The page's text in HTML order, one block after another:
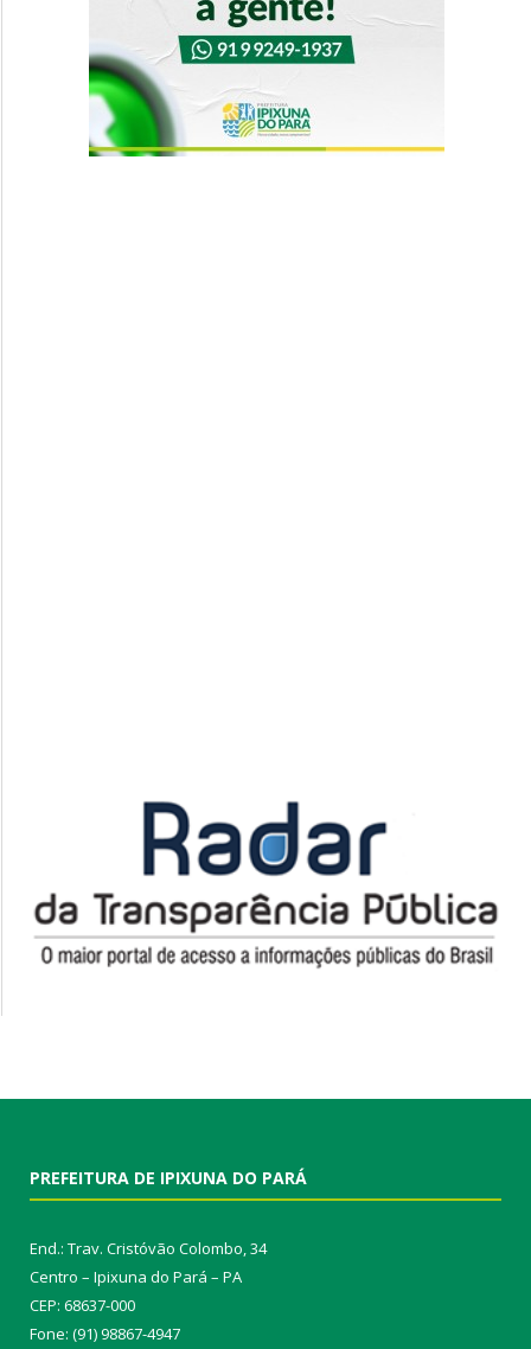
PREFEITURA DE IPIXUNA DO PARÁ
End.: Trav. Cristóvão Colombo, 34
Centro – Ipixuna do Pará – PA
CEP: 68637-000
Fone: (91) 98867-4947